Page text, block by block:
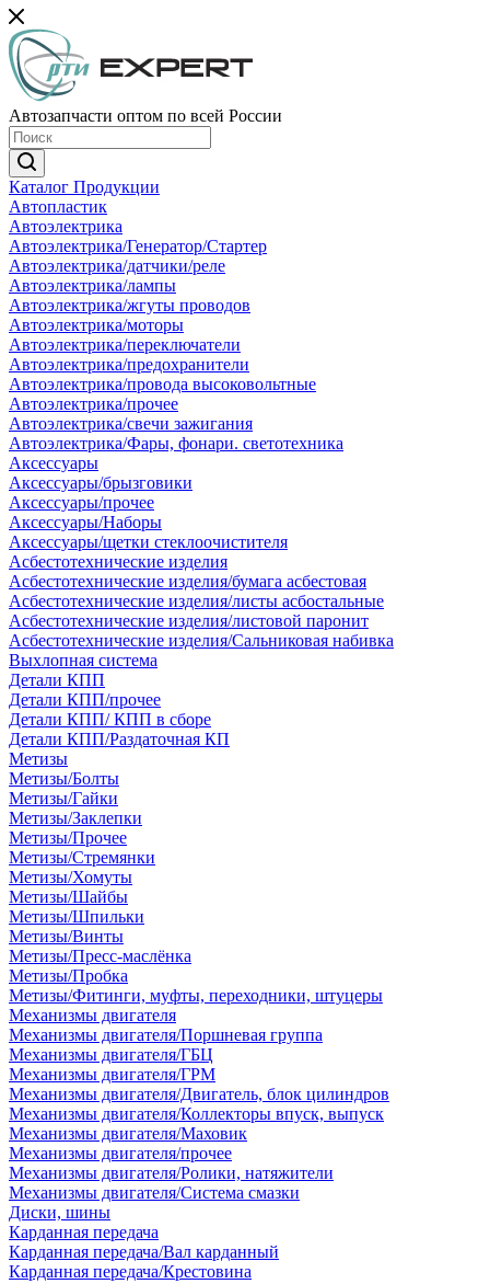
Автозапчасти оптом по всей России
Каталог Продукции
Автопластик
Автоэлектрика
Автоэлектрика/Генератор/Стартер
Автоэлектрика/датчики/реле
Автоэлектрика/лампы
Автоэлектрика/жгуты проводов
Автоэлектрика/моторы
Автоэлектрика/переключатели
Автоэлектрика/предохранители
Автоэлектрика/провода высоковольтные
Автоэлектрика/прочее
Автоэлектрика/свечи зажигания
Автоэлектрика/Фары, фонари. светотехника
Аксессуары
Аксессуары/брызговики
Аксессуары/прочее
Аксессуары/Наборы
Аксессуары/щетки стеклоочистителя
Асбестотехнические изделия
Асбестотехнические изделия/бумага асбестовая
Асбестотехнические изделия/листы асбостальные
Асбестотехнические изделия/листовой паронит
Асбестотехнические изделия/Сальниковая набивка
Выхлопная система
Детали КПП
Детали КПП/прочее
Детали КПП/ КПП в сборе
Детали КПП/Раздаточная КП
Метизы
Метизы/Болты
Метизы/Гайки
Метизы/Заклепки
Метизы/Прочее
Метизы/Стремянки
Метизы/Хомуты
Метизы/Шайбы
Метизы/Шпильки
Метизы/Винты
Метизы/Пресс-маслёнка
Метизы/Пробка
Метизы/Фитинги, муфты, переходники, штуцеры
Механизмы двигателя
Механизмы двигателя/Поршневая группа
Механизмы двигателя/ГБЦ
Механизмы двигателя/ГРМ
Механизмы двигателя/Двигатель, блок цилиндров
Механизмы двигателя/Коллекторы впуск, выпуск
Механизмы двигателя/Маховик
Механизмы двигателя/прочее
Механизмы двигателя/Ролики, натяжители
Механизмы двигателя/Система смазки
Диски, шины
Карданная передача
Карданная передача/Вал карданный
Карданная передача/Крестовина